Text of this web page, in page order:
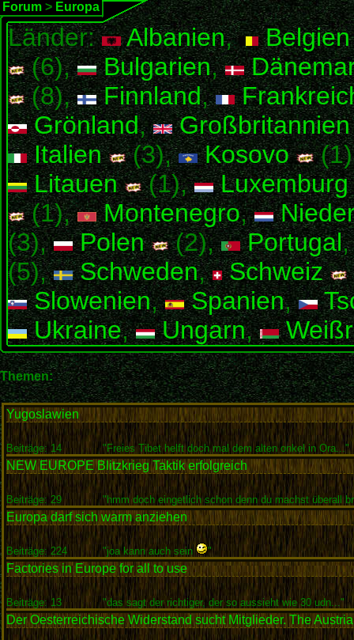
Forum > Europa
Länder: Albanien,
Belgien
(6),
Bulgarien,
(8),
Finnland,
Grönland,
Großbritannien
Italien
(3), Kosovo
Litauen
(1),
Luxemburg
(1),
Montenegro,
(3),
Polen (2), Portugal
(5),
Schweden, Schweiz
Slowenien, Spanien,
Ukraine, Ungarn,
Themen:
Yugoslawien
Beiträge: 14 "Freies Tibet helft doch mal dem alten onkel in Ora..."
NEW EUROPE Blitzkrieg Taktik erfolgreich
Beiträge: 29 "hmm doch eingetlich schon denn du machst überall
Europa darf sich warm anziehen
Beiträge: 224 "joa kann auch sein "
Factories in Europe for all to use
Beiträge: 13 "das sagt der richtiger, der so aussieht wie 30 udn..."
Der Oesterreichische Widerstand sucht Mitglieder. The